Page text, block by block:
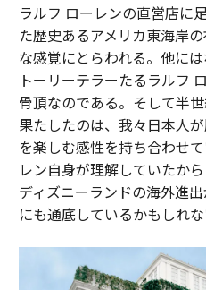
ラルフ ローレンの直営店に
た歴史あるアメリカ東海岸
な感覚にとらわれる。他に
トーリーテラーたるラルフ
骨頂なのである。そして半
果たしたのは、我々日本人
を楽しむ感性を持ち合わせ
レン自身が理解していたか
ディズニーランドの海外進
にも通底しているかもしれな